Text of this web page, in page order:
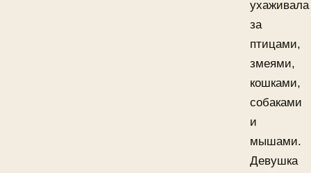
ухаживала
за
птицами,
змеями,
кошками,
собаками
и
мышами.
Девушка